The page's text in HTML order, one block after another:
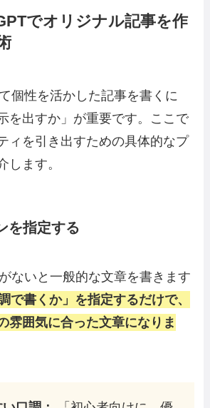
でオリジナル記事を作
個性を活かした記事を書くに
を出すか」が重要です。ここで
ィを引き出すための具体的なプ
します。
を指定する
ないと一般的な文章を書きます
で書くか」を指定するだけで、
雰囲気に合った文章になりま